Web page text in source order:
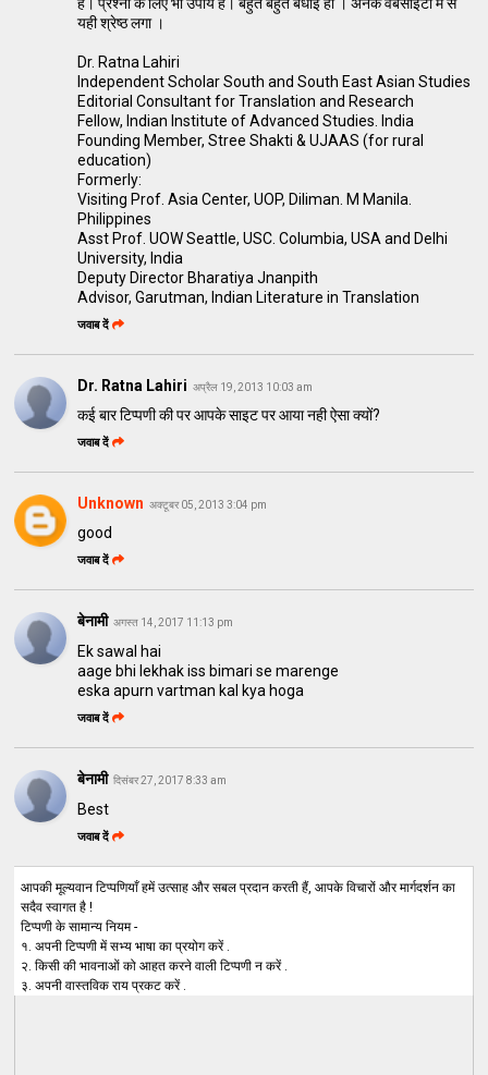
यही श्रेष्ठ लगा ।
Dr. Ratna Lahiri
Independent Scholar South and South East Asian Studies
Editorial Consultant for Translation and Research
Fellow, Indian Institute of Advanced Studies. India
Founding Member, Stree Shakti & UJAAS (for rural
education)
Formerly:
Visiting Prof. Asia Center, UOP, Diliman. M Manila.
Philippines
Asst Prof. UOW Seattle, USC. Columbia, USA and Delhi
University, India
Deputy Director Bharatiya Jnanpith
Advisor, Garutman, Indian Literature in Translation
जवाब दें
Dr. Ratna Lahiri अप्रैल 19, 2013 10:03 am
कई बार टिप्पणी की पर आपके साइट पर आया नही ऐसा क्यों?
जवाब दें
Unknown अक्टूबर 05, 2013 3:04 pm
good
जवाब दें
बेनामी अगस्त 14, 2017 11:13 pm
Ek sawal hai
aage bhi lekhak iss bimari se marenge
eska apurn vartman kal kya hoga
जवाब दें
बेनामी दिसंबर 27, 2017 8:33 am
Best
जवाब दें
आपकी मूल्यवान टिप्पणियाँ हमें उत्साह और सबल प्रदान करती हैं, आपके विचारों और मार्गदर्शन का
सदैव स्वागत है !
टिप्पणी के सामान्य नियम -
१. अपनी टिप्पणी में सभ्य भाषा का प्रयोग करें .
२. किसी की भावनाओं को आहत करने वाली टिप्पणी न करें .
३. अपनी वास्तविक राय प्रकट करें .